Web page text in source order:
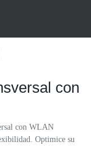
con
con WLAN
Optimice su